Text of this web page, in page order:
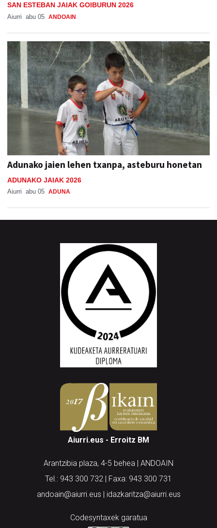
SAN ESTEBAN JAIAK GOIBURUN 2026
Aiurri abu 05 ANDOAIN
Adunako jaien lehen txanpa, asteburu honetan
ADUNAKO JAIAK 2026
Aiurri abu 05 ADUNA
Aiurri.eus - Erroitz BM
Arantzibia plaza, 4-5 behea | ANDOAIN
Tel.: 943 300 732 | Faxa: 943 300 731
andoain@aiurri.eus | idazkaritza@aiurri.eus
Codesyntaxek garatua